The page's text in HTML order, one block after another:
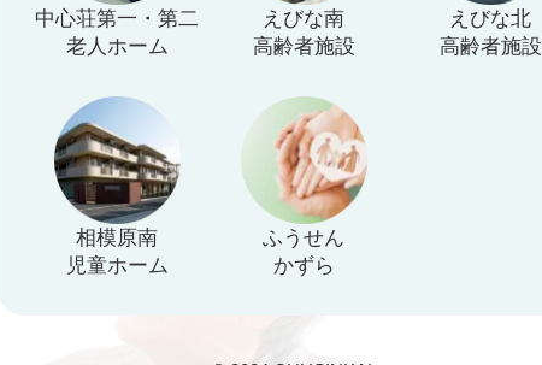
中心荘第一・第二
老人ホーム
えびな南
高齢者施設
えびな北
高齢者施設
相模原南
児童ホーム
ふうせん
かずら